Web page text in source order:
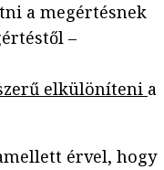
a megértésnek
–
elkülöníteni a
érvel, hogy